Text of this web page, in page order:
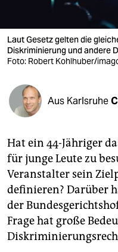
verlag
verlag
shop
fragen & hilfe
unterstützen
abo
genossenschaft
epaper login
Laut Gesetz gelten die
Diskriminierung und andere
Foto: Robert Kohlhuber/
Aus Karlsruhe
Hat ein 44-Jähriger
für junge Leute zu
Veranstalter sein
definieren? Darüber
der
Frage hat große